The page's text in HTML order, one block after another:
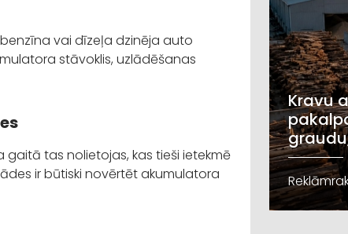
vai dīzeļa dzinēja auto
stāvoklis, uzlādēšanas
tas nolietojas, kas tieši ietekmē
ir būtiski novērtēt akumulatora
Kravu